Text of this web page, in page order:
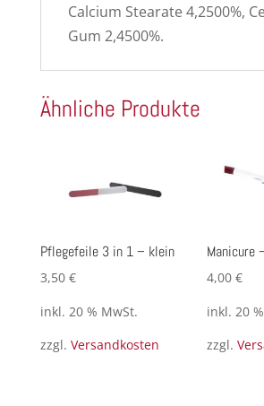
Calcium Stearate 4,2500%,
Gum 2,4500%.
Ähnliche Produkte
Pflegefeile 3 in 1 – klein
3,50 €
inkl. 20 % MwSt.
zzgl. Versandkosten
Manicure
4,00€
inkl. 20
zzgl.